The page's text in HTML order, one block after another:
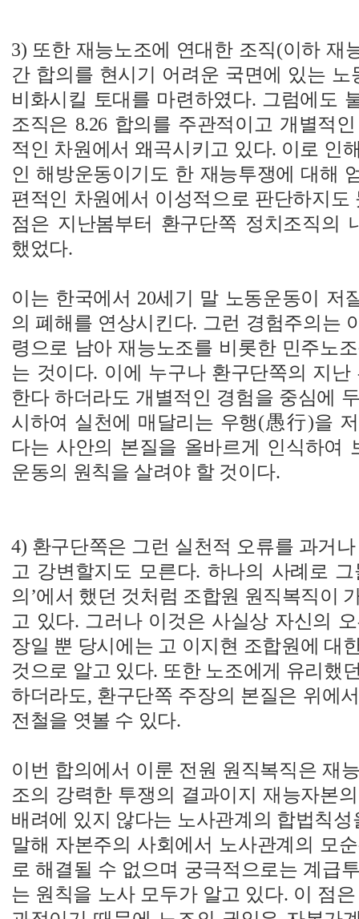
3) 또한 재능노조에 연대한 조직(이하 재
간 합의를 현시기 어려운 국면에 있는 노
비화시킬 토대를 마련하였다. 그럼에도
조직은 8.26 합의를 주관적이고 개별적
적인 차원에서 왜곡시키고 있다. 이로 인
인 해방운동이기도 한 재능투쟁에 대해
편적인 차원에서 이성적으로 판단하지도
점은 지난봄부터 환구단쪽 정치조직의
했었다.
이는 한국에서 20세기 말 노동운동이 저
의 폐해를 연상시킨다. 그런 경험주의는
령으로 남아 재능노조를 비롯한 민주노
는 것이다. 이에 누구나 환구단쪽의 지
한다 하더라도 개별적인 경험을 중심에
시하여 실천에 매달리는 우행(愚行)을
다는 사안의 본질을 올바르게 인식하여
운동의 원칙을 살려야 할 것이다.
4) 환구단쪽은 그런 실천적 오류를 과거
고 강변할지도 모른다. 하나의 사례로 그
의’에서 했던 것처럼 조합원 원직복직이
고 있다. 그러나 이것은 사실상 자신의
장일 뿐 당시에는 고 이지현 조합원에 대
것으로 알고 있다. 또한 노조에게 유리했
하더라도, 환구단쪽 주장의 본질은 위에
전철을 엿볼 수 있다.
이번 합의에서 이룬 전원 원직복직은 재
조의 강력한 투쟁의 결과이지 재능자본
배려에 있지 않다는 노사관계의 합법칙
말해 자본주의 사회에서 노사관계의 모
로 해결될 수 없으며 궁극적으로는 계급
는 원칙을 노사 모두가 알고 있다. 이 점